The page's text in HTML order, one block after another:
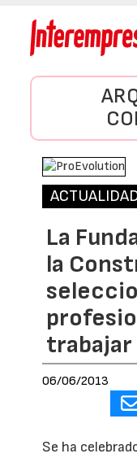
La
la
trabajar
06/06/2013
Se ha